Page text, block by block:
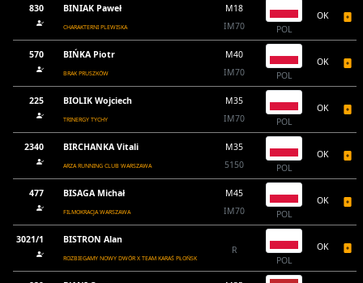
830 BINIAK Paweł
CHARAKTERNI PLEWISKA
M18
IM70
POL
OK
570 BIŃKA Piotr
BRAK PRUSZKÓW
M40
IM70
POL
OK
225 BIOLIK Wojciech
TRINERGY TYCHY
M35
IM70
POL
OK
2340 BIRCHANKA Vitali
ARZA RUNNING CLUB WARSZAWA
M35
5150
POL
OK
477 BISAGA Michał
FILMOKRACJA WARSZAWA
M45
IM70
POL
OK
3021/1 BISTRON Alan
ROZBIEGAMY NOWY DWÓR X TEAM KARAŚ PŁOŃSK
R
POL
OK